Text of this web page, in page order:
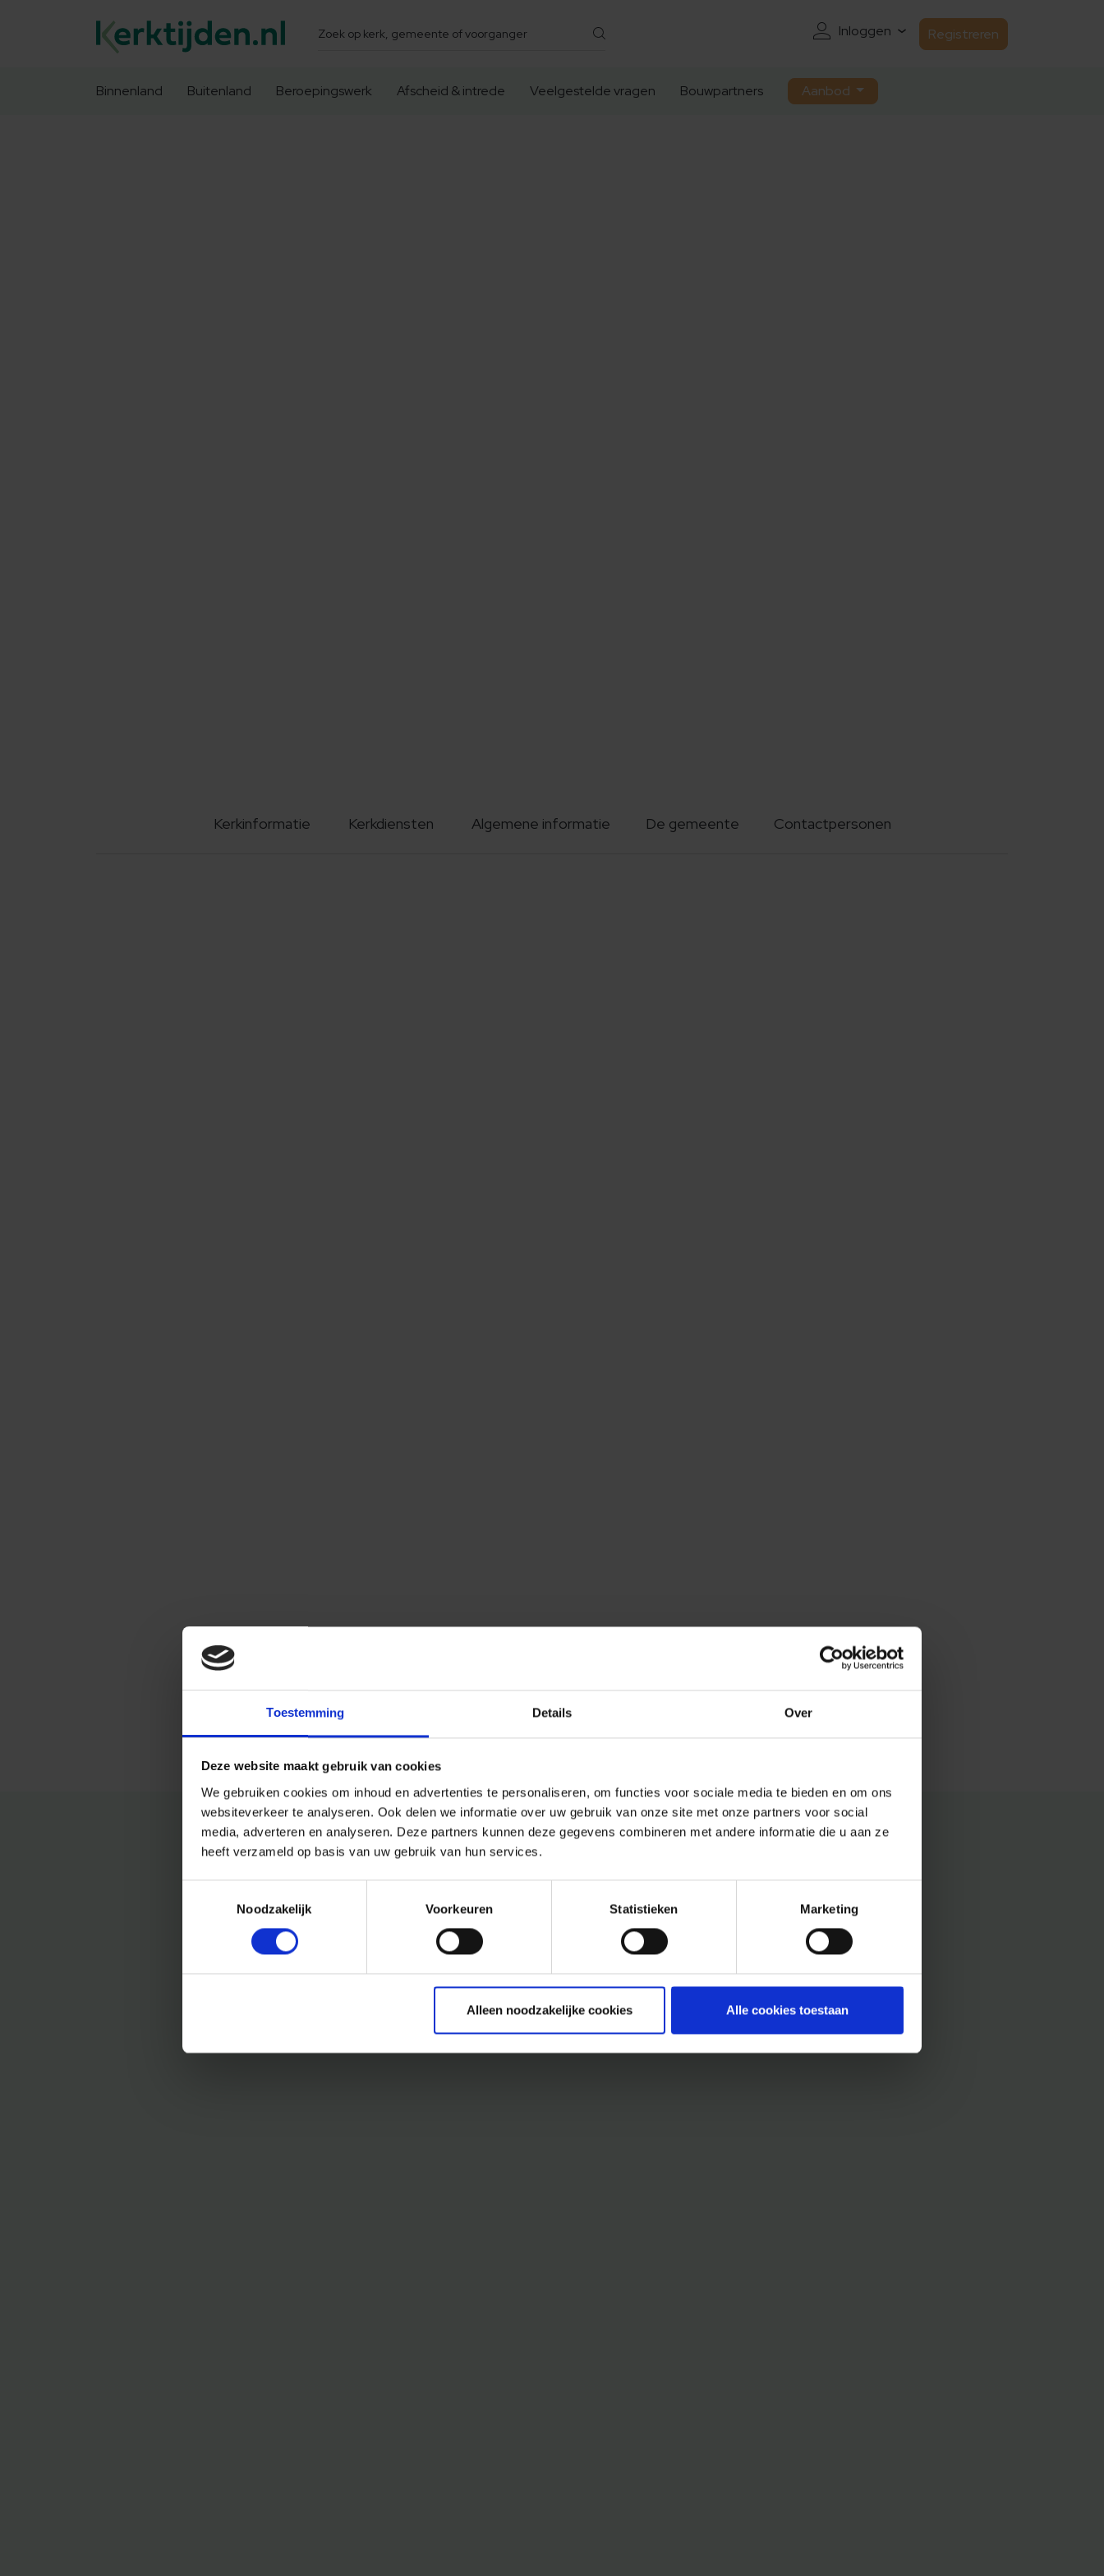
Toestemming Details Over
Deze website maakt gebruik van cookies
We gebruiken cookies om inhoud en advertenties te personaliseren, om functies voor sociale media te bieden en om ons
websiteverkeer te analyseren. Ook delen we informatie over uw gebruik van onze site met onze partners voor social
media, adverteren en analyseren. Deze partners kunnen deze gegevens combineren met andere informatie die u aan ze
heeft verzameld op basis van uw gebruik van hun services.
Noodzakelijk
Voorkeuren Statistieken Marketing
Alleen noodzakelijke cookies Alle cookies toestaan
Zoeken Inloggen Registreren
Binnenland Buitenland Beroepingswerk Afscheid & intrede Veelgestelde vragen Bouwpartners Aanbod
Kerkinformatie Kerkdiensten Algemene informatie De gemeente Contactpersonen